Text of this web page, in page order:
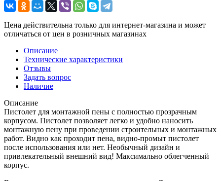
Цена действительна только для интернет-магазина и может
отличаться от цен в розничных магазинах
Описание
Технические характеристики
Отзывы
Задать вопрос
Наличие
Описание
Пистолет для монтажной пены с полностью прозрачным
корпусом. Пистолет позволяет легко и удобно наносить
монтажную пену при проведении строительных и монтажных
работ. Видно как проходит пена, видно-промыт пистолет
после использования или нет. Необычный дизайн и
привлекательный внешний вид! Максимально облегченный
корпус.